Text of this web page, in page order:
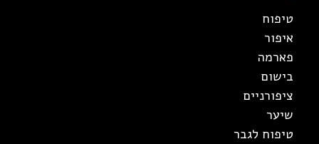
טיפוח
איפור
פארמה
בישום
ציפורניים
שיער
טיפוח לגבר